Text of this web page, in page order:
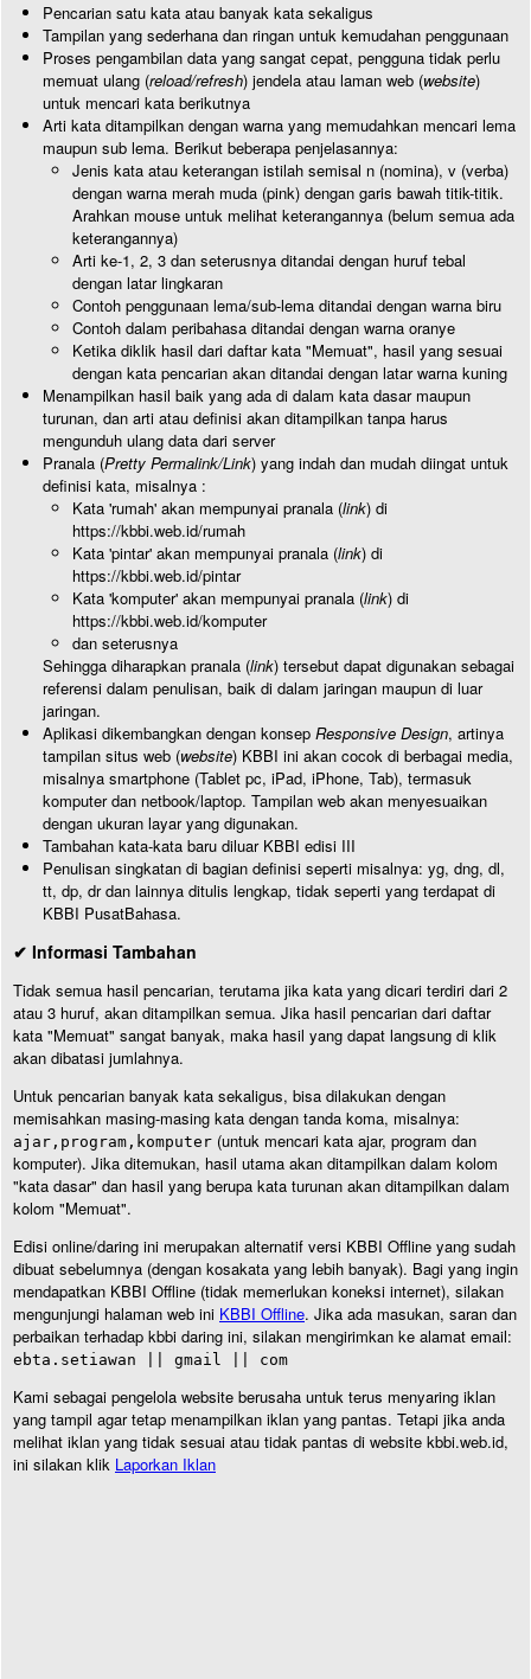
Pencarian satu kata atau banyak kata sekaligus
Tampilan yang sederhana dan ringan untuk kemudahan penggunaan
Proses pengambilan data yang sangat cepat, pengguna tidak perlu
memuat ulang (reload/refresh) jendela atau laman web (website)
untuk mencari kata berikutnya
Arti kata ditampilkan dengan warna yang memudahkan mencari lema
maupun sub lema. Berikut beberapa penjelasannya:
Jenis kata atau keterangan istilah semisal n (nomina), v (verba)
dengan warna merah muda (pink) dengan garis bawah titik-titik.
Arahkan mouse untuk melihat keterangannya (belum semua ada
keterangannya)
Arti ke-1, 2, 3 dan seterusnya ditandai dengan huruf tebal
dengan latar lingkaran
Contoh penggunaan lema/sub-lema ditandai dengan warna biru
Contoh dalam peribahasa ditandai dengan warna oranye
Ketika diklik hasil dari daftar kata "Memuat", hasil yang sesuai
dengan kata pencarian akan ditandai dengan latar warna kuning
Menampilkan hasil baik yang ada di dalam kata dasar maupun
turunan, dan arti atau definisi akan ditampilkan tanpa harus
mengunduh ulang data dari server
Pranala (Pretty Permalink/Link) yang indah dan mudah diingat untuk
definisi kata, misalnya :
Kata 'rumah' akan mempunyai pranala (link) di
https://kbbi.web.id/rumah
Kata 'pintar' akan mempunyai pranala (link) di
https://kbbi.web.id/pintar
Kata 'komputer' akan mempunyai pranala (link) di
https://kbbi.web.id/komputer
dan seterusnya
Sehingga diharapkan pranala (link) tersebut dapat digunakan sebagai
referensi dalam penulisan, baik di dalam jaringan maupun di luar
jaringan.
Aplikasi dikembangkan dengan konsep Responsive Design, artinya
tampilan situs web (website) KBBI ini akan cocok di berbagai media,
misalnya smartphone (Tablet pc, iPad, iPhone, Tab), termasuk
komputer dan netbook/laptop. Tampilan web akan menyesuaikan
dengan ukuran layar yang digunakan.
Tambahan kata-kata baru diluar KBBI edisi III
Penulisan singkatan di bagian definisi seperti misalnya: yg, dng, dl,
tt, dp, dr dan lainnya ditulis lengkap, tidak seperti yang terdapat di
KBBI PusatBahasa.
✔ Informasi Tambahan
Tidak semua hasil pencarian, terutama jika kata yang dicari terdiri dari 2
atau 3 huruf, akan ditampilkan semua. Jika hasil pencarian dari daftar
kata "Memuat" sangat banyak, maka hasil yang dapat langsung di klik
akan dibatasi jumlahnya.
Untuk pencarian banyak kata sekaligus, bisa dilakukan dengan
memisahkan masing-masing kata dengan tanda koma, misalnya:
ajar,program,komputer (untuk mencari kata ajar, program dan
komputer). Jika ditemukan, hasil utama akan ditampilkan dalam kolom
"kata dasar" dan hasil yang berupa kata turunan akan ditampilkan dalam
kolom "Memuat".
Edisi online/daring ini merupakan alternatif versi KBBI Offline yang sudah
dibuat sebelumnya (dengan kosakata yang lebih banyak). Bagi yang ingin
mendapatkan KBBI Offline (tidak memerlukan koneksi internet), silakan
mengunjungi halaman web ini KBBI Offline. Jika ada masukan, saran dan
perbaikan terhadap kbbi daring ini, silakan mengirimkan ke alamat email:
ebta.setiawan || gmail || com
Kami sebagai pengelola website berusaha untuk terus menyaring iklan
yang tampil agar tetap menampilkan iklan yang pantas. Tetapi jika anda
melihat iklan yang tidak sesuai atau tidak pantas di website kbbi.web.id,
ini silakan klik Laporkan Iklan